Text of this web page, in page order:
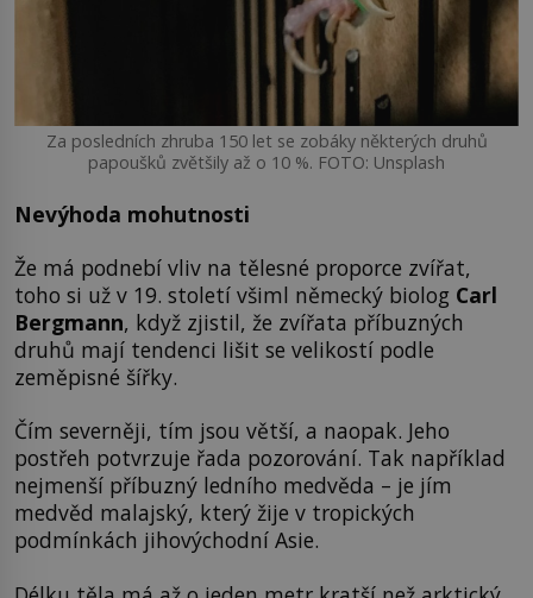
Za posledních zhruba 150 let se zobáky některých druhů
papoušků zvětšily až o 10 %. FOTO: Unsplash
Nevýhoda mohutnosti
Že má podnebí vliv na tělesné proporce zvířat,
toho si už v 19. století všiml německý biolog Carl
Bergmann, když zjistil, že zvířata příbuzných
druhů mají tendenci lišit se velikostí podle
zeměpisné šířky.
Čím severněji, tím jsou větší, a naopak. Jeho
postřeh potvrzuje řada pozorování. Tak například
nejmenší příbuzný ledního medvěda – je jím
medvěd malajský, který žije v tropických
podmínkách jihovýchodní Asie.